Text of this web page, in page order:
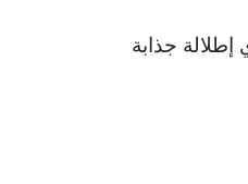
جذابة وخالدة مع هذا